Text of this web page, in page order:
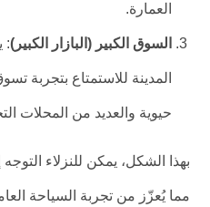
العمارة.
السوق الكبير (البازار الكبير):
المدينة للاستمتاع بتجربة
حيوية والعديد من المحلات
بهذا الشكل، يمكن للنزلاء
مما يُعزّز من تجربة السياحة